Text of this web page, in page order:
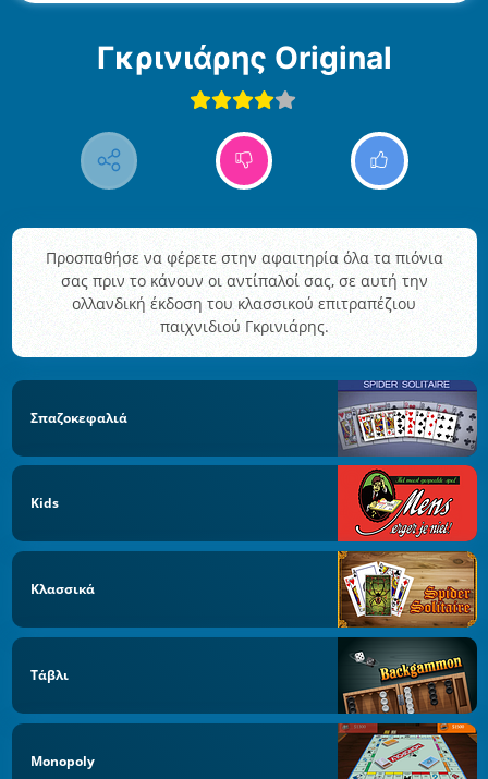
Γκρινιάρης Original
Προσπαθήσε να φέρετε στην αφαιτηρία όλα τα πιόνια
σας πριν το κάνουν οι αντίπαλοί σας, σε αυτή την
ολλανδική έκδοση του κλασσικού επιτραπέζιου
παιχνιδιού Γκρινιάρης.
Σπαζοκεφαλιά
Kids
Κλασσικά
Τάβλι
Monopoly